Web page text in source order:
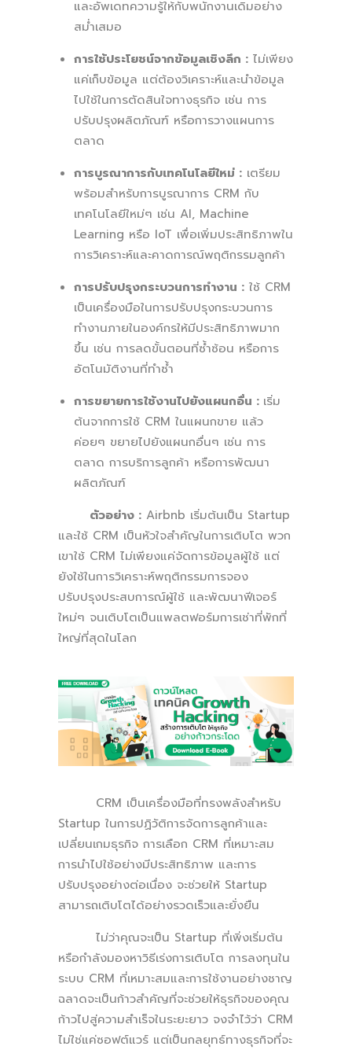
และอัพเดทความรู้ให้กับพนักงานเดิมอย่าง
สม่ำเสมอ
การใช้ประโยชน์จากข้อมูลเชิงลึก : ไม่เพียง
แค่เก็บข้อมูล แต่ต้องวิเคราะห์และนำข้อมูล
ไปใช้ในการตัดสินใจทางธุรกิจ เช่น การ
ปรับปรุงผลิตภัณฑ์ หรือการวางแผนการ
ตลาด
การบูรณาการกับเทคโนโลยีใหม่ : เตรียม
พร้อมสำหรับการบูรณาการ CRM กับ
เทคโนโลยีใหม่ๆ เช่น AI, Machine
Learning หรือ IoT เพื่อเพิ่มประสิทธิภาพใน
การวิเคราะห์และคาดการณ์พฤติกรรมลูกค้า
การปรับปรุงกระบวนการทำงาน : ใช้ CRM
เป็นเครื่องมือในการปรับปรุงกระบวนการ
ทำงานภายในองค์กรให้มีประสิทธิภาพมาก
ขึ้น เช่น การลดขั้นตอนที่ซ้ำซ้อน หรือการ
อัตโนมัติงานที่ทำซ้ำ
การขยายการใช้งานไปยังแผนกอื่น : เริ่ม
ต้นจากการใช้ CRM ในแผนกขาย แล้ว
ค่อยๆ ขยายไปยังแผนกอื่นๆ เช่น การ
ตลาด การบริการลูกค้า หรือการพัฒนา
ผลิตภัณฑ์
ตัวอย่าง : Airbnb เริ่มต้นเป็น Startup
และใช้ CRM เป็นหัวใจสำคัญในการเติบโต พวก
เขาใช้ CRM ไม่เพียงแค่จัดการข้อมูลผู้ใช้ แต่
ยังใช้ในการวิเคราะห์พฤติกรรมการจอง
ปรับปรุงประสบการณ์ผู้ใช้ และพัฒนาฟีเจอร์
ใหม่ๆ จนเติบโตเป็นแพลตฟอร์มการเช่าที่พักที่
ใหญ่ที่สุดในโลก
CRM เป็นเครื่องมือที่ทรงพลังสำหรับ
Startup ในการปฏิวัติการจัดการลูกค้าและ
เปลี่ยนเกมธุรกิจ การเลือก CRM ที่เหมาะสม
การนำไปใช้อย่างมีประสิทธิภาพ และการ
ปรับปรุงอย่างต่อเนื่อง จะช่วยให้ Startup
สามารถเติบโตได้อย่างรวดเร็วและยั่งยืน
ไม่ว่าคุณจะเป็น Startup ที่เพิ่งเริ่มต้น
หรือกำลังมองหาวิธีเร่งการเติบโต การลงทุนใน
ระบบ CRM ที่เหมาะสมและการใช้งานอย่างชาญ
ฉลาดจะเป็นก้าวสำคัญที่จะช่วยให้ธุรกิจของคุณ
ก้าวไปสู่ความสำเร็จในระยะยาว จงจำไว้ว่า CRM
ไม่ใช่แค่ซอฟต์แวร์ แต่เป็นกลยุทธ์ทางธุรกิจที่จะ